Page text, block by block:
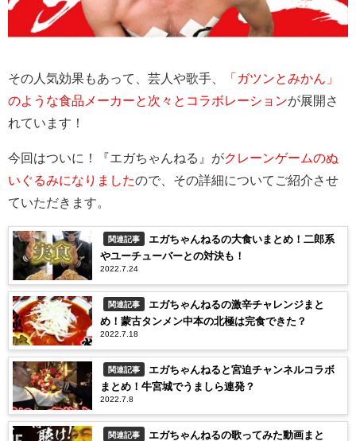
その人気効果もあって、芸人や歌手、
「ガツンとみかん」
のような食品メーカーと次々とコラボレーションが展開さ
れています！
今回はついに！『エガちゃんねる』がクレーンゲームのぬ
いぐるみになりましたので、 その詳細についてご紹介させ
ていただきます。
関連記事
エガちゃんねるの大食いまとめ！二郎系
やユーチューバーとの対決も！
2022.7.24
関連記事
エガちゃんねるの激辛チャレンジまと
め！蒙古タンメン中本の北極は完食できた？
2022.7.18
関連記事
エガちゃんねると宮迫チャンネルコラボ
まとめ！牛宮城でうましら連発？
2022.7.8
関連記事
エガちゃんねるの歌ってみた動画まと